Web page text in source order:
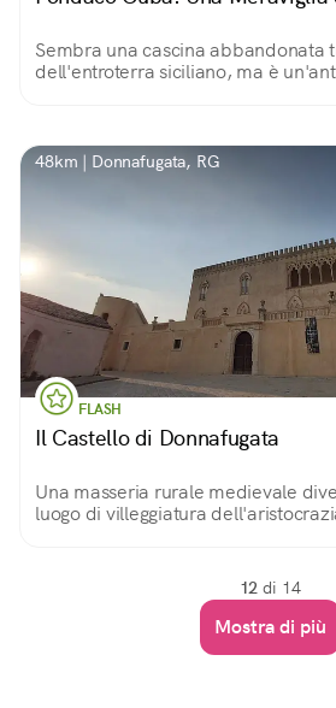
Sembra una cascina abbandonata
dell'entroterra siciliano, ma è
48km | Donnafugata, RG
FLASH
Il Castello di Donnafugata
Una masseria rurale medievale
luogo di villeggiatura
12 di 14
Mostra di più